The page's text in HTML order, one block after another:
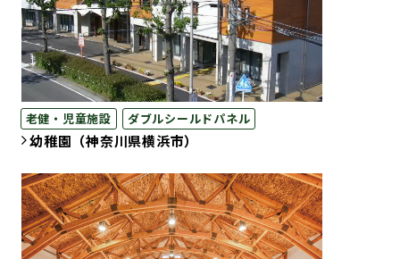
老健・児童施設 ダブルシールドパネル
幼稚園（神奈川県横浜市）